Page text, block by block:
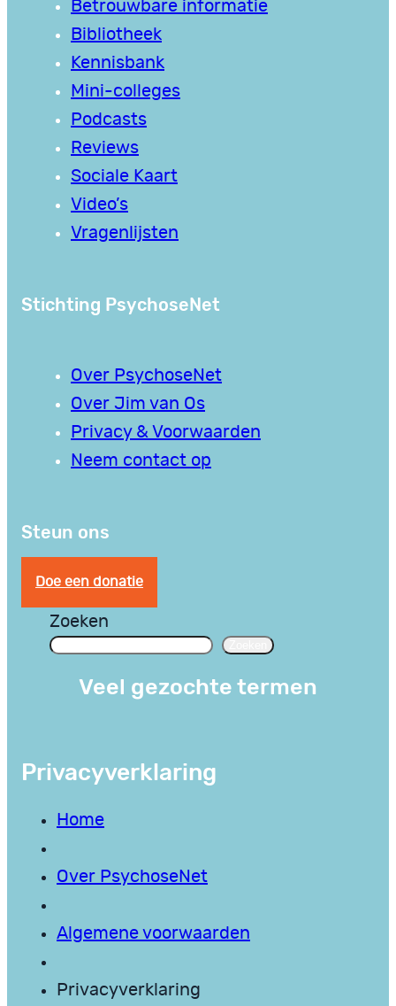
Betrouwbare informatie
Bibliotheek
Kennisbank
Mini-colleges
Podcasts
Reviews
Sociale Kaart
Video’s
Vragenlijsten
Stichting PsychoseNet
Over PsychoseNet
Over Jim van Os
Privacy & Voorwaarden
Neem contact op
Steun ons
Doe een donatie
Zoeken
Veel gezochte termen
Privacyverklaring
Home
Over PsychoseNet
Algemene voorwaarden
Privacyverklaring